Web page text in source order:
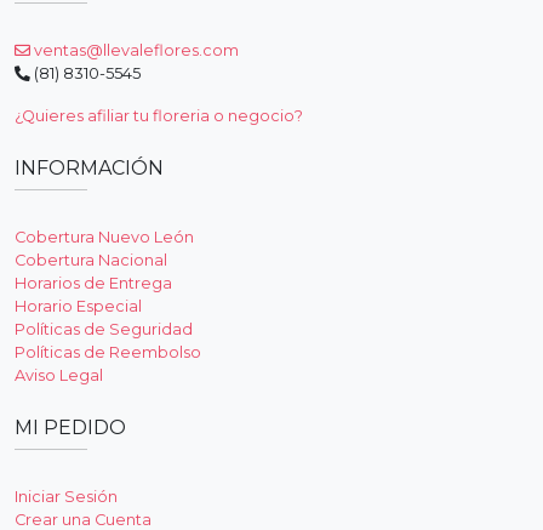
ventas@llevaleflores.com
(81) 8310-5545
¿Quieres afiliar tu floreria o negocio?
INFORMACIÓN
Cobertura Nuevo León
Cobertura Nacional
Horarios de Entrega
Horario Especial
Políticas de Seguridad
Políticas de Reembolso
Aviso Legal
MI PEDIDO
Iniciar Sesión
Crear una Cuenta